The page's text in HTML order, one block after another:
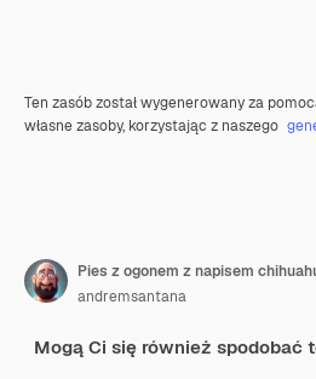
Ten zasób został wygenerowany za
własne zasoby, korzystając z naszego
Pies z ogonem z napisem
andremsantana
Mogą Ci się również spodobać